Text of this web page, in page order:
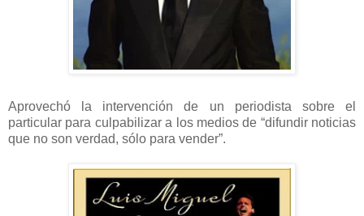
Aprovechó la intervención de un periodista sobre el
particular para culpabilizar a los medios de “difundir noticias
que no son verdad, sólo para vender”.